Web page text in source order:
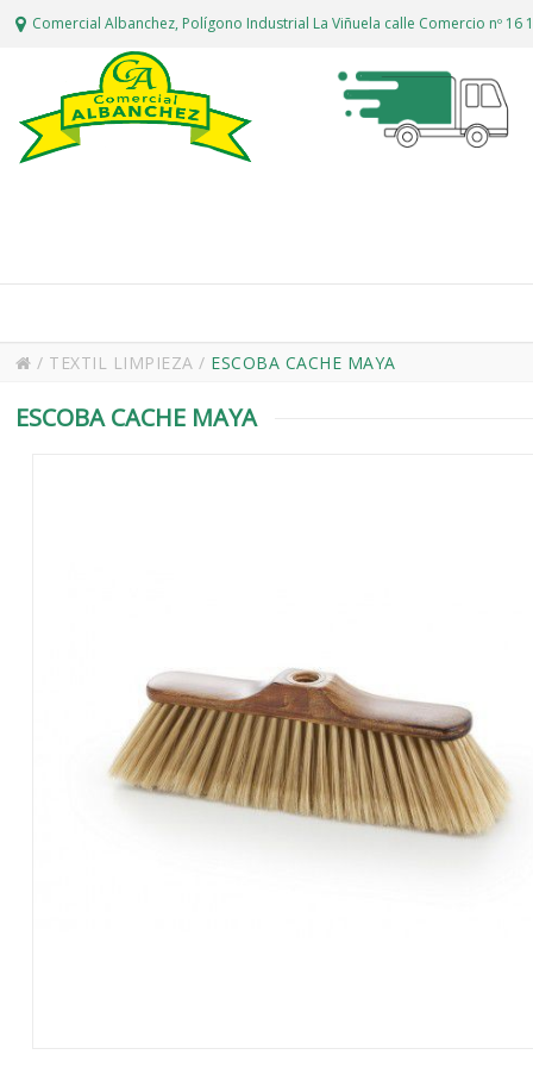
Comercial Albanchez, Polígono Industrial La Viñuela calle Comercio nº 16
/ TEXTIL LIMPIEZA/ ESCOBA CACHE MAYA
ESCOBA CACHE MAYA